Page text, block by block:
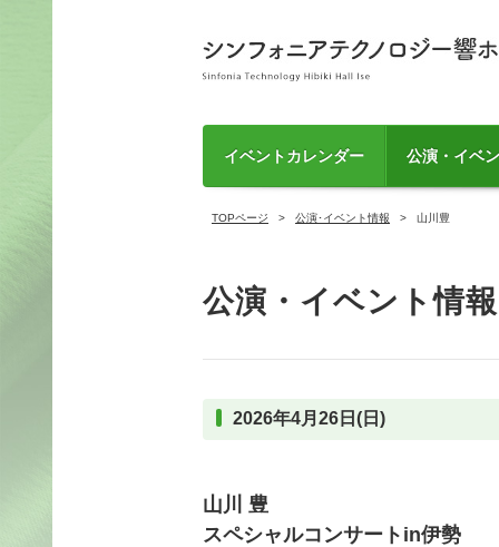
イベントカレンダー 公演・イベ
TOPページ 公演･イベント情報 山川豊
公演・イベント情報
2026年4月26日(日)
山川 豊
スペシャルコンサートin伊勢